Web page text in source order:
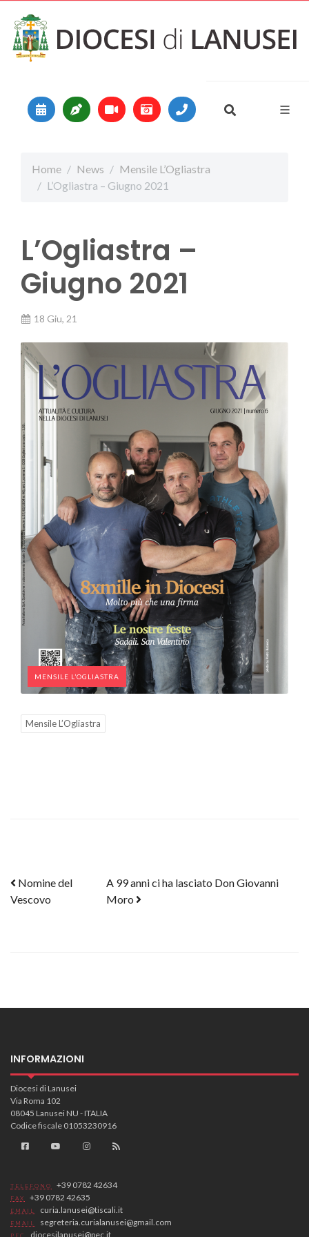
Main Navigation
Home News
Mensile L’Ogliastra
L’Ogliastra – Giugno 2021
L’Ogliastra –
Giugno 2021
18 Giu, 21
MENSILE L’OGLIASTRA
Mensile L’Ogliastra
Post navigation
Nomine del
Vescovo
A 99 anni ci ha lasciato Don Giovanni
Moro
INFORMAZIONI
Diocesi di Lanusei
Via Roma 102
08045 Lanusei NU - ITALIA
Codice fiscale 01053230916
TELEFONO +39 0782 42634
FAX +39 0782 42635
EMAIL curia.lanusei@tiscali.it
EMAIL segreteria.curialanusei@gmail.com
PEC diocesilanusei@pec.it